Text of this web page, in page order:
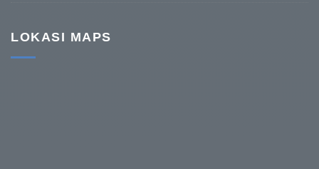
LOKASI MAPS